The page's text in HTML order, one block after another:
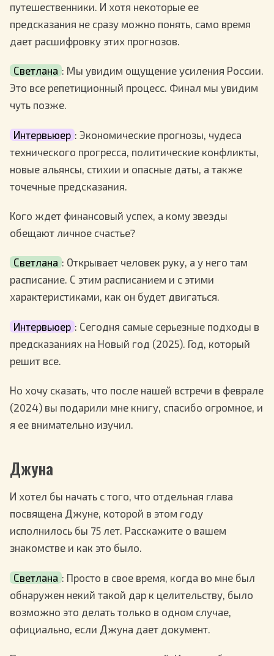
путешественники. И хотя некоторые ее
предсказания не сразу можно понять, само время
дает расшифровку этих прогнозов.
Светлана : Мы увидим ощущение усиления России.
Это все репетиционный процесс. Финал мы увидим
чуть позже.
Интервьюер : Экономические прогнозы, чудеса
технического прогресса, политические конфликты,
новые альянсы, стихии и опасные даты, а также
точечные предсказания.
Кого ждет финансовый успех, а кому звезды
обещают личное счастье?
Светлана : Открывает человек руку, а у него там
расписание. С этим расписанием и с этими
характеристиками, как он будет двигаться.
Интервьюер : Сегодня самые серьезные подходы в
предсказаниях на Новый год (2025). Год, который
решит все.
Но хочу сказать, что после нашей встречи в феврале
(2024) вы подарили мне книгу, спасибо огромное, и
я ее внимательно изучил.
Джуна
И хотел бы начать с того, что отдельная глава
посвящена Джуне, которой в этом году
исполнилось бы 75 лет. Расскажите о вашем
знакомстве и как это было.
Светлана : Просто в свое время, когда во мне был
обнаружен некий такой дар к целительству, было
возможно это делать только в одном случае,
официально, если Джуна дает документ.